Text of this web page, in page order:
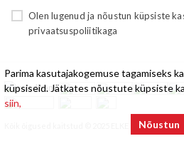
Olen lugenud ja nõustun küpsiste
privaatsuspoliitikaga
Kõik õigused kaitstud © 2025 ELKE Mööbel
Parima kasutajakogemuse tagamiseks
küpsiseid. Jätkates nõustute küpsiste
siin,
Nõustun